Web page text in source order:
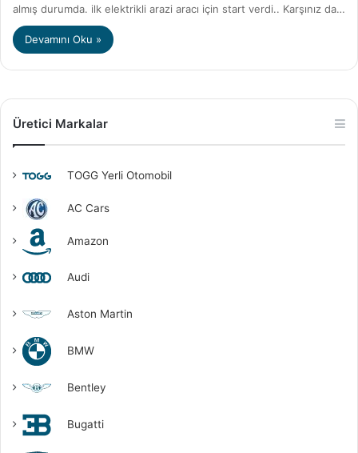
almış durumda. ilk elektrikli arazi aracı için start verdi.. Karşınız da…
Devamını Oku »
Üretici Markalar
TOGG Yerli Otomobil
AC Cars
Amazon
Audi
Aston Martin
BMW
Bentley
Bugatti